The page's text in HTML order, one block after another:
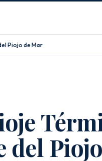
Piojo de Mar
del